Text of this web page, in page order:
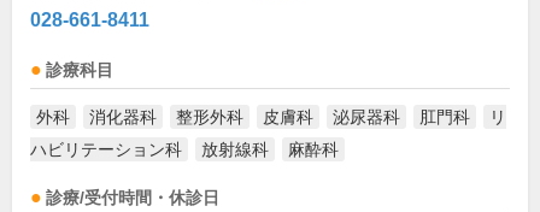
028-661-8411
診療科目
外科 消化器科 整形外科 皮膚科 泌尿器科 肛門科
リ
ハビリテーション科
放射線科 麻酔科
診療/受付時間・休診日